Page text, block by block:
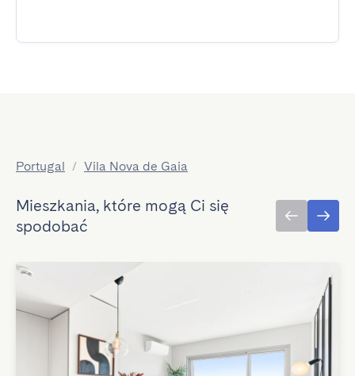
Portugal / Vila Nova de Gaia
Mieszkania, które mogą Ci się
spodobać